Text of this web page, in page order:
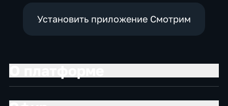
Установить приложение Смотрим